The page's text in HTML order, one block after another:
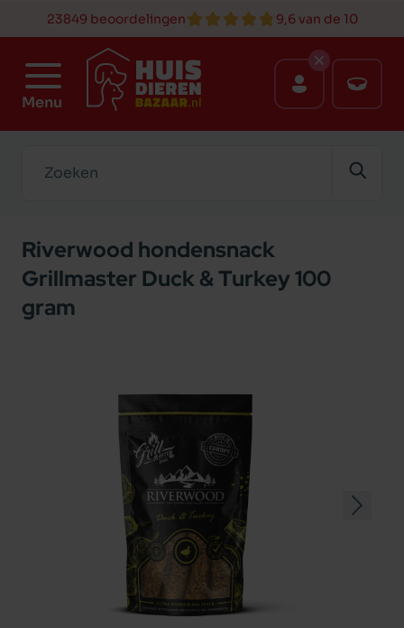
23849 beoordelingen 9,6 van de 10
Menu
Riverwood hondensnack
Grillmaster Duck & Turkey 100
gram